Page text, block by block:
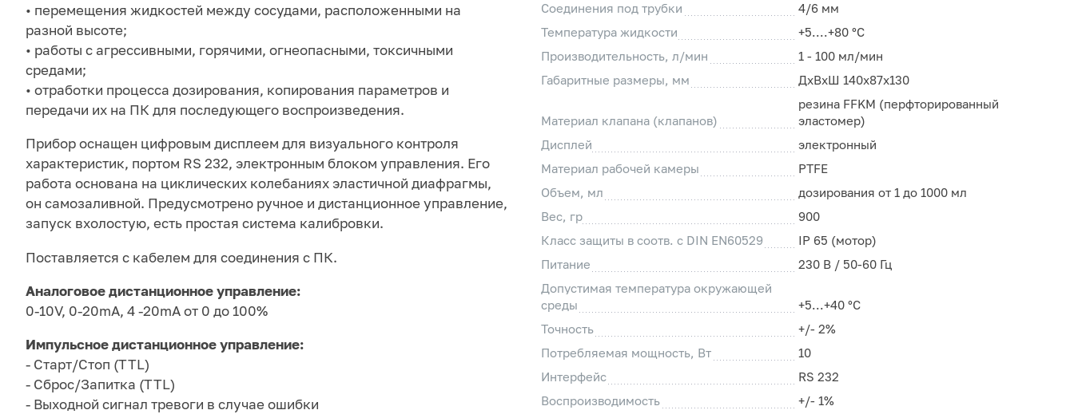
• перемещения жидкостей между сосудами, расположенными на
разной высоте;
• работы с агрессивными, горячими, огнеопасными, токсичными
средами;
• отработки процесса дозирования, копирования параметров и
передачи их на ПК для последующего воспроизведения.
Прибор оснащен цифровым дисплеем для визуального контроля
характеристик, портом RS 232, электронным блоком управления. Его
работа основана на циклических колебаниях эластичной диафрагмы,
он самозаливной. Предусмотрено ручное и дистанционное управление,
запуск вхолостую, есть простая система калибровки.
Поставляется с кабелем для соединения с ПК.
Аналоговое дистанционное управление:
0-10V, 0-20mA, 4 -20mA от 0 до 100%
Импульсное дистанционное управление:
- Старт/Стоп (TTL)
- Сброс/Запитка (TTL)
- Выходной сигнал тревоги в случае ошибки
Соединения под трубки
4/6 мм
Температура жидкости
+5....+80 °С
Производительность, л/мин
1 - 100 мл/мин
Габаритные размеры, мм
ДхВхШ 140x87x130
Материал клапана (клапанов)
резина FFKM (перфторированный
эластомер)
Дисплей
электронный
Материал рабочей камеры
PTFE
Объем, мл
дозирования от 1 до 1000 мл
Вес, гр
900
Класс защиты в соотв. с DIN EN60529
IP 65 (мотор)
Питание
230 В / 50-60 Гц
Допустимая температура окружающей
среды
+5...+40 °С
Точность
+/- 2%
Потребляемая мощность, Вт
10
Интерфейс
RS 232
Воспроизводимость
+/- 1%